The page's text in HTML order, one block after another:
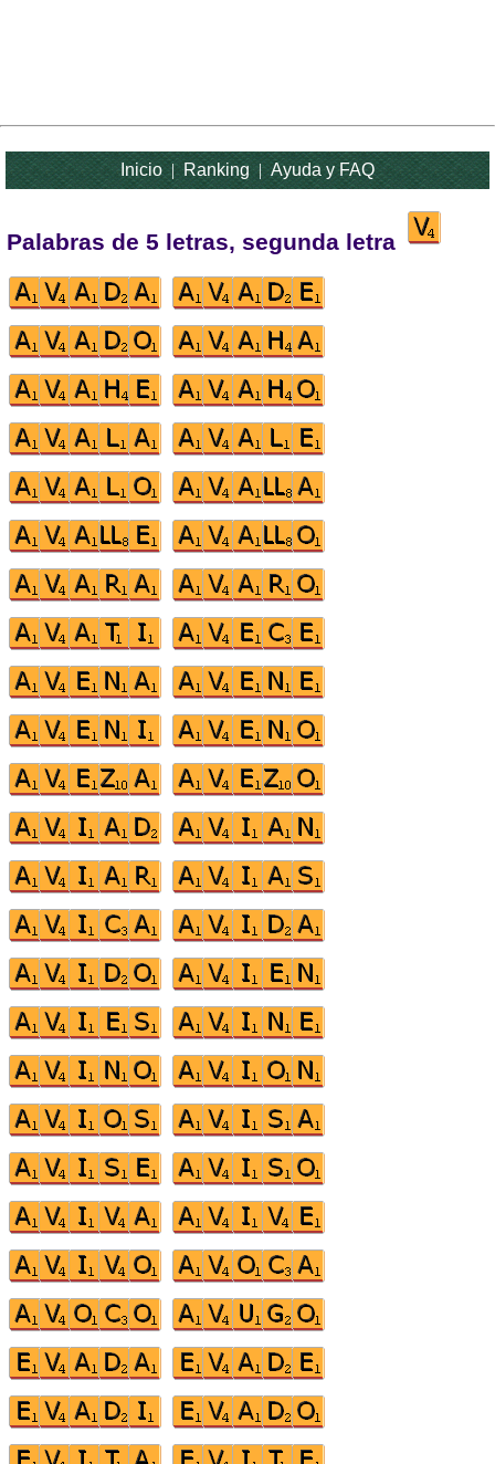
Inicio|Ranking|Ayuda y FAQ
Palabras de 5 letras, segunda letra